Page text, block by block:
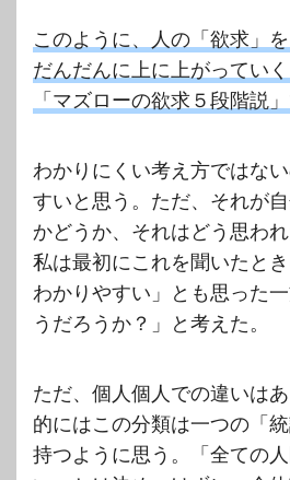
このように、人の「欲求」を
だんだんに上に上がっていく
「マズローの欲求５段階説」
わかりにくい考え方ではな
すいと思う。ただ、それが
かどうか、それはどう思わ
私は最初にこれを聞いたと
わかりやすい」とも思った
うだろうか？」と考えた。
ただ、個人個人での違いは
的にはこの分類は一つの「
持つように思う。「全ての